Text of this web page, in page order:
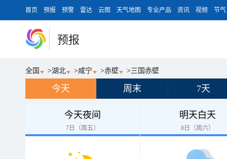
首页 预报 预警 雷达 云图 天气地图 专业产品 资讯 视频 节气
预报
全国 >湖北 >咸宁 >赤壁 >三国赤壁
今天 周末 7天
今天夜间
7日（周五）
明天白天
8日（周六）